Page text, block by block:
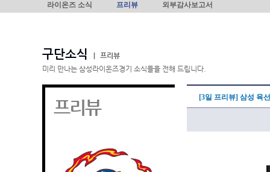
라이온즈 소식 프리뷰 외부감사보고서
구단소식
프리뷰
미리 만나는 삼성라이온즈경기 소식들을 전해 드립니다.
프리뷰 [3일 프리뷰] 삼성 육